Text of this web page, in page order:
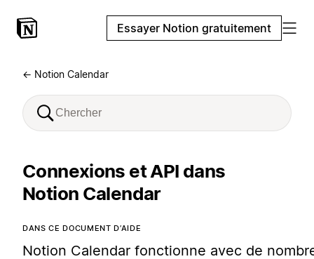
Essayer Notion gratuitement
← Notion Calendar
Connexions et API dans
Notion Calendar
DANS CE DOCUMENT D’AIDE
Notion Calendar fonctionne avec de